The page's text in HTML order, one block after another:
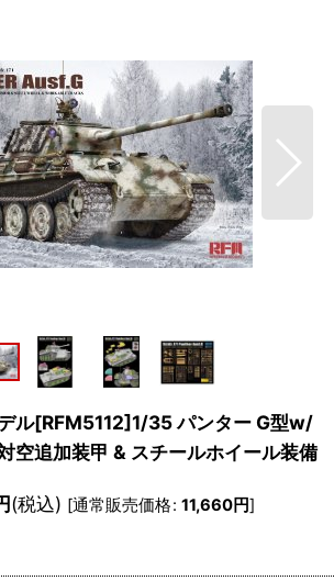
ル[RFM5112]1/35 パンター G型w/
空追加装甲 & スチールホイール装備
(税込) [通常販売価格: 11,660円]